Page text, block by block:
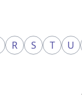
R S T U